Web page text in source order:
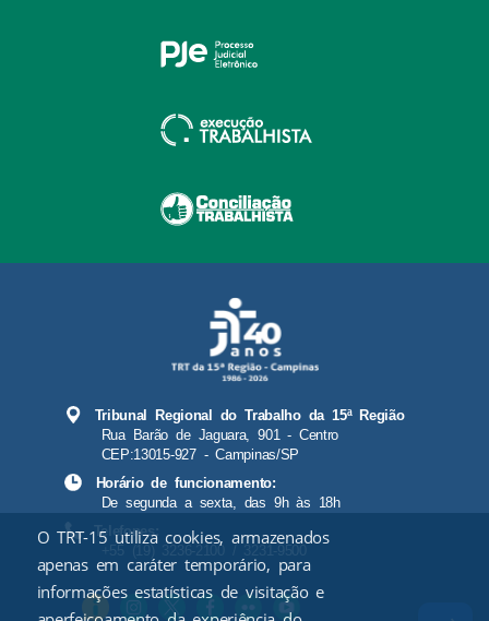
Tribunal Regional do Trabalho da 15ª Região
Rua Barão de Jaguara, 901 - Centro
CEP:13015-927 - Campinas/SP
Horário de funcionamento:
De segunda a sexta, das 9h às 18h
Telefones:
+55 (19) 3236-2100 / 3231-9500
O TRT-15 utiliza cookies, armazenados
apenas em caráter temporário, para
informações estatísticas de visitação e